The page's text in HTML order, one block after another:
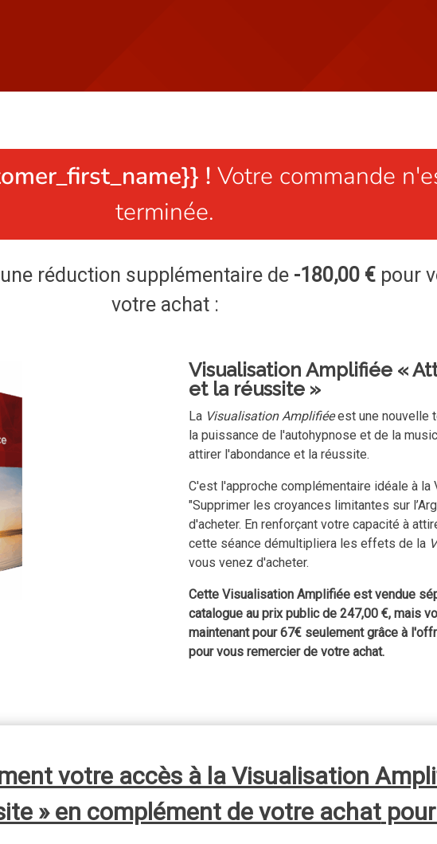
! Votre commande
terminée.
réduction supplémentaire de -180,00 €pour
votre achat :
Visualisation Amplifiée «
et la réussite »
La Visualisation Amplifiéeest une nouvelle
la puissance de l'autohypnose et de la
attirer l'abondance et la réussite.
C'est l'approche complémentaire idéale à
"Supprimer les croyances limitantes sur
d'acheter. En renforçant votre capacité à
cette séance démultipliera les effets de la
vous venez d'acheter.
Cette Visualisation Amplifiée est vendue
catalogue au prix public de 247,00 €, mais
maintenant pour 67€ seulement grâce à
pour vous remercier de votre achat.
votre accès à la Visualisation
» en complément de votre achatpour